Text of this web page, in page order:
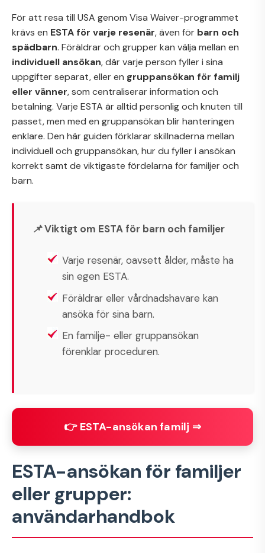
För att resa till USA genom Visa Waiver-programmet
krävs en ESTA för varje resenär, även för barn och
spädbarn. Föräldrar och grupper kan välja mellan en
individuell ansökan, där varje person fyller i sina
uppgifter separat, eller en gruppansökan för familj
eller vänner, som centraliserar information och
betalning. Varje ESTA är alltid personlig och knuten till
passet, men med en gruppansökan blir hanteringen
enklare. Den här guiden förklarar skillnaderna mellan
individuell och gruppansökan, hur du fyller i ansökan
korrekt samt de viktigaste fördelarna för familjer och
barn.
📌 Viktigt om ESTA för barn och familjer
Varje resenär, oavsett ålder, måste ha
sin egen ESTA.
Föräldrar eller vårdnadshavare kan
ansöka för sina barn.
En familje- eller gruppansökan
förenklar proceduren.
👉 ESTA-ansökan familj ⇒
ESTA-ansökan för familjer
eller grupper:
användarhandbok